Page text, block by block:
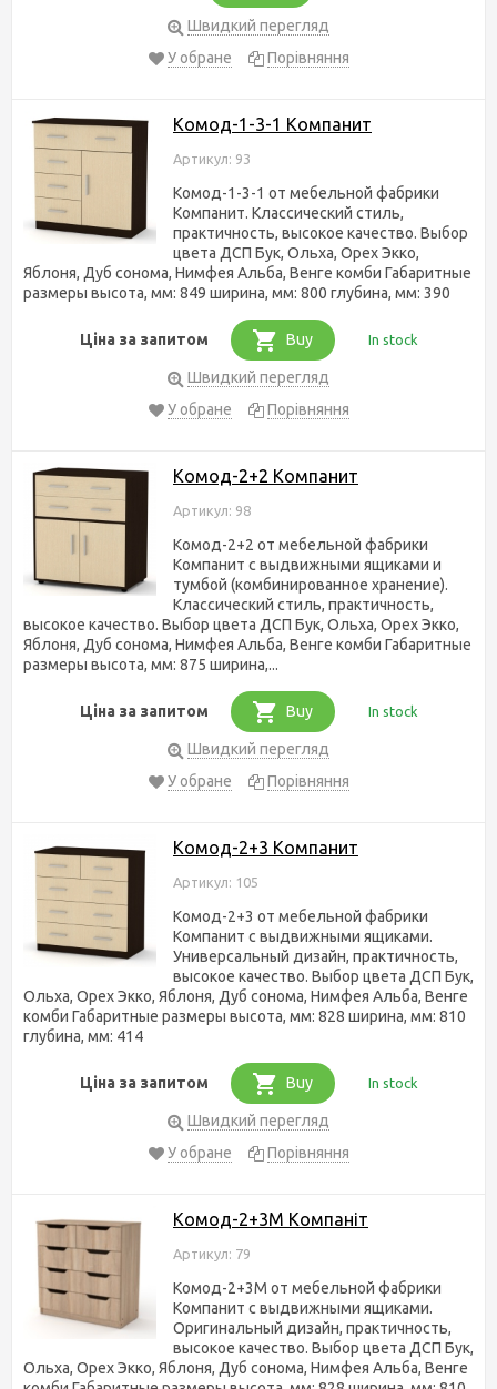
Швидкий перегляд
У обране
Порівняння
Комод-1-3-1 Компанит
Артикул: 93
Комод-1-3-1 от мебельной фабрики
Компанит. Классический стиль,
практичность, высокое качество. Выбор
цвета ДСП Бук, Ольха, Орех Экко,
Яблоня, Дуб сонома, Нимфея Альба, Венге комби Габаритные
размеры высота, мм: 849 ширина, мм: 800 глубина, мм: 390
Ціна за запитом Buy In stock
Швидкий перегляд
У обране
Порівняння
Комод-2+2 Компанит
Артикул: 98
Комод-2+2 от мебельной фабрики
Компанит с выдвижными ящиками и
тумбой (комбинированное хранение).
Классический стиль, практичность,
высокое качество. Выбор цвета ДСП Бук, Ольха, Орех Экко,
Яблоня, Дуб сонома, Нимфея Альба, Венге комби Габаритные
размеры высота, мм: 875 ширина,...
Ціна за запитом Buy In stock
Швидкий перегляд
У обране
Порівняння
Комод-2+3 Компанит
Артикул: 105
Комод-2+3 от мебельной фабрики
Компанит с выдвижными ящиками.
Универсальный дизайн, практичность,
высокое качество. Выбор цвета ДСП Бук,
Ольха, Орех Экко, Яблоня, Дуб сонома, Нимфея Альба, Венге
комби Габаритные размеры высота, мм: 828 ширина, мм: 810
глубина, мм: 414
Ціна за запитом Buy In stock
Швидкий перегляд
У обране
Порівняння
Комод-2+3М Компаніт
Артикул: 79
Комод-2+3М от мебельной фабрики
Компанит с выдвижными ящиками.
Оригинальный дизайн, практичность,
высокое качество. Выбор цвета ДСП Бук,
Ольха, Орех Экко, Яблоня, Дуб сонома, Нимфея Альба, Венге